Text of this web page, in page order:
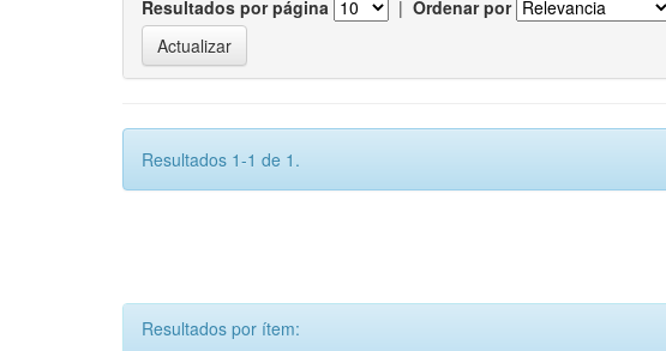
Resultados por página | Ordenar por
Resultados 1-1 de 1.
Resultados por ítem: